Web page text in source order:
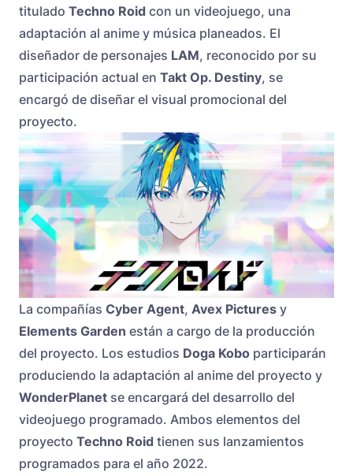
titulado Techno Roid con un videojuego, una
adaptación al anime y música planeados. El
diseñador de personajes LAM, reconocido por su
participación actual en Takt Op. Destiny, se
encargó de diseñar el visual promocional del
proyecto.
La compañías Cyber Agent, Avex Pictures y
Elements Garden están a cargo de la producción
del proyecto. Los estudios Doga Kobo participarán
produciendo la adaptación al anime del proyecto y
WonderPlanet se encargará del desarrollo del
videojuego programado. Ambos elementos del
proyecto Techno Roid tienen sus lanzamientos
programados para el año 2022.